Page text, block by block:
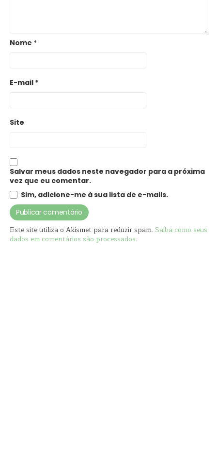
Nome *
E-mail *
Site
Salvar meus dados neste navegador para a próxima
vez que eu comentar.
Sim, adicione-me à sua lista de e-mails.
Este site utiliza o Akismet para reduzir spam. Saiba como seus
dados em comentários são processados.